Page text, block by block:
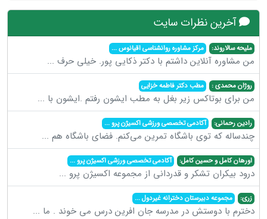
آخرین نظرات سایت
ملیحه سالاروند: مرکز مشاوره روانشناسی اقیانوس...
من مشاوره آنلاین داشتم با دکتر ذکایی پور. خیلی حرف ...
روژان محمدی : مطب دکتر فاطمه خزایی
من برای بوتاکس زیر بغل به مطب ایشون رفتم .ایشون با ...
رادین رحمانی: آکادمی تخصصی ورزشی اکسیژن پرو...
چندساله که توی باشگاه تمرین می‌کنم. فضای باشگاه هم ...
اورهان کامل و حسین کامل: آکادمی تخصصی ورزشی اکسیژن پرو...
درود بیکران تشکر و قدردانی از مجموعه اکسیژن پرو ...
زری: مجموعه دبیرستان دخترانه غیردول...
دخترم با دوستش در مدرسه جان افرین درس می خوند . ما ...